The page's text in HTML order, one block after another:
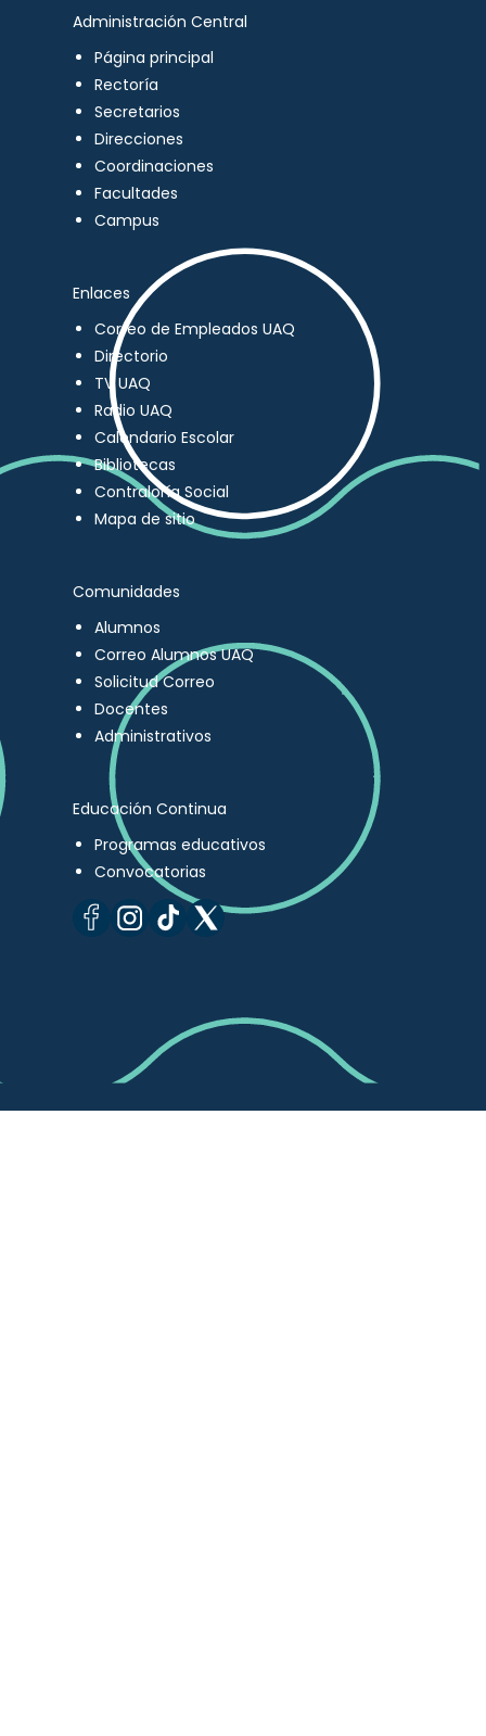
Administración Central
Página principal
Rectoría
Secretarios
Direcciones
Coordinaciones
Facultades
Campus
Enlaces
Correo de Empleados UAQ
Directorio
TV UAQ
Radio UAQ
Calendario Escolar
Bibliotecas
Contraloría Social
Mapa de sitio
Comunidades
Alumnos
Correo Alumnos UAQ
Solicitud Correo
Docentes
Administrativos
Educación Continua
Programas educativos
Convocatorias